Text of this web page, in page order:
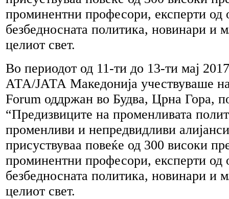
проминентни професори, експерти од
безбедносната политика, новинари и
целиот свет.
Во периодот од 11-ти до 13-ти мај
АТА/ЈАТА Македонија учествуваше
Forum оддржан во Будва, Црна Гора,
“Предизвиците на променливата
променливи и непредвидливи
присуствуваа повеќе од 300 високи
проминентни професори, експерти од
безбедносната политика, новинари и
целиот свет.